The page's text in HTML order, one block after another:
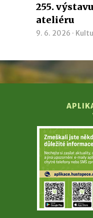
255.
ateliéru
9. 6. 2026 ·